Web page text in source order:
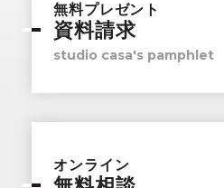
無料プレゼント
資料請求
studio casa's pamphlet
オンライン